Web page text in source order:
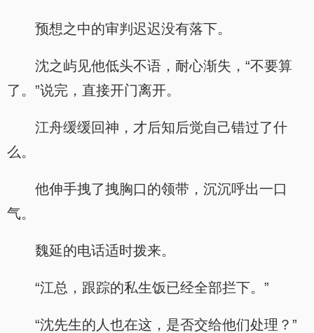
预想之中的审判迟迟没有落下。
沈之屿见他低头不语，耐心渐失，“不要算
了。”说完，直接开门离开。
江舟缓缓回神，才后知后觉自己错过了什
么。
他伸手拽了拽胸口的领带，沉沉呼出一口
气。
魏延的电话适时拨来。
“江总，跟踪的私生饭已经全部拦下。”
“沈先生的人也在这，是否交给他们处理？”